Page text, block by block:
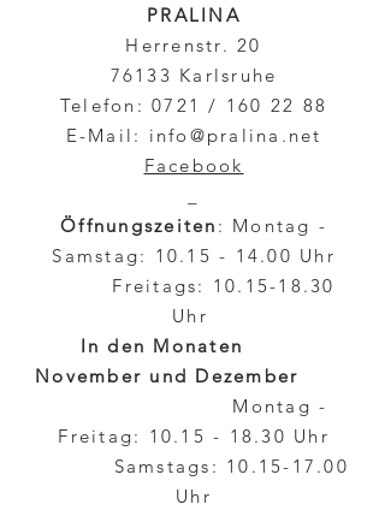
PRALINA
Herrenstr. 20
76133 Karlsruhe
Telefon: 0721 / 160 22 88
E-Mail: info@pralina.net
Facebook
Öffnungszeiten : Montag -
Samstag: 10.15 - 14.00 Uhr
Freitags: 10.15-18.30
Uhr
In den Monaten
November und Dezember
Montag -
Freitag: 10.15 - 18.30 Uhr
Samstags: 10.15-17.00
Uhr